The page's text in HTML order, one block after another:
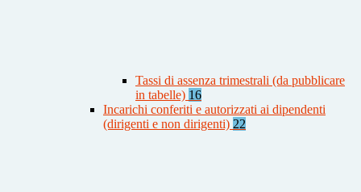
Tassi di assenza trimestrali (da pubblicare
in tabelle) 16
Incarichi conferiti e autorizzati ai dipendenti
(dirigenti e non dirigenti) 22